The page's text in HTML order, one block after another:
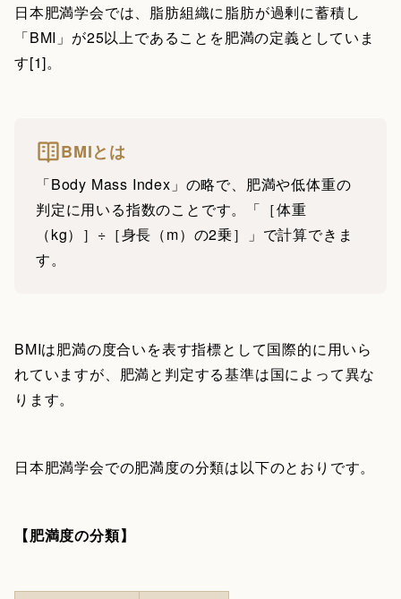
日本肥満学会では、脂肪組織に脂肪が過剰に蓄積し
「BMI」が25以上であることを肥満の定義としていま
す[1]。
BMIとは
「Body Mass Index」の略で、肥満や低体重の
判定に用いる指数のことです。「［体重
（kg）］÷［身長（m）の2乗］」で計算できま
す。
BMIは肥満の度合いを表す指標として国際的に用いら
れていますが、肥満と判定する基準は国によって異な
ります。
日本肥満学会での肥満度の分類は以下のとおりです。
【肥満度の分類】